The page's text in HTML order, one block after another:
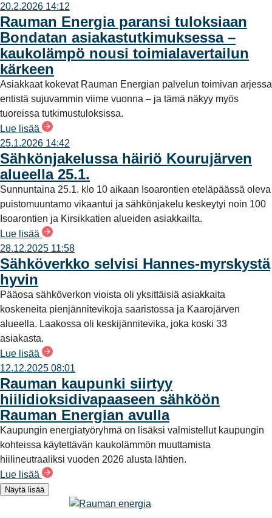
20.2.2026 14:12
Rauman Energia paransi tuloksiaan
Bondatan asiakastutkimuksessa –
kaukolämpö nousi toimialavertailun
kärkeen
Asiakkaat kokevat Rauman Energian palvelun toimivan arjessa
entistä sujuvammin viime vuonna – ja tämä näkyy myös
tuoreissa tutkimustuloksissa.
Lue lisää
25.1.2026 14:42
Sähkönjakelussa häiriö Kourujärven
alueella 25.1.
Sunnuntaina 25.1. klo 10 aikaan Isoarontien eteläpäässä oleva
puistomuuntamo vikaantui ja sähkönjakelu keskeytyi noin 100
Isoarontien ja Kirsikkatien alueiden asiakkailta.
Lue lisää
28.12.2025 11:58
Sähköverkko selvisi Hannes-myrskystä
hyvin
Pääosa sähköverkon vioista oli yksittäisiä asiakkaita
koskeneita pienjännitevikoja saaristossa ja Kaarojärven
alueella. Laakossa oli keskijännitevika, joka koski 33
asiakasta.
Lue lisää
12.12.2025 08:01
Rauman kaupunki siirtyy
hiilidioksidivapaaseen sähköön
Rauman Energian avulla
Kaupungin energiatyöryhmä on lisäksi valmistellut kaupungin
kohteissa käytettävän kaukolämmön muuttamista
hiilineutraaliksi vuoden 2026 alusta lähtien.
Lue lisää
Näytä lisää